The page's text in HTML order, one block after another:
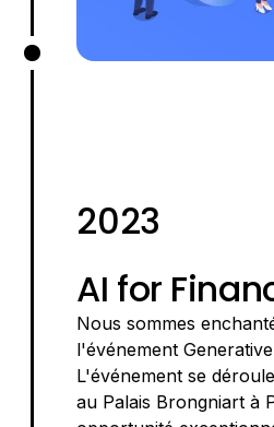
2023
AI for
Nous sommes
l'événement
L'événement se
au Palais Brongniart à